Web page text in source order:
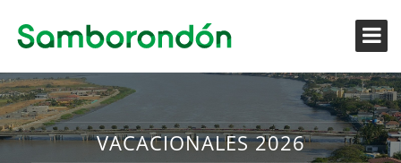
VACACIONALES 2026